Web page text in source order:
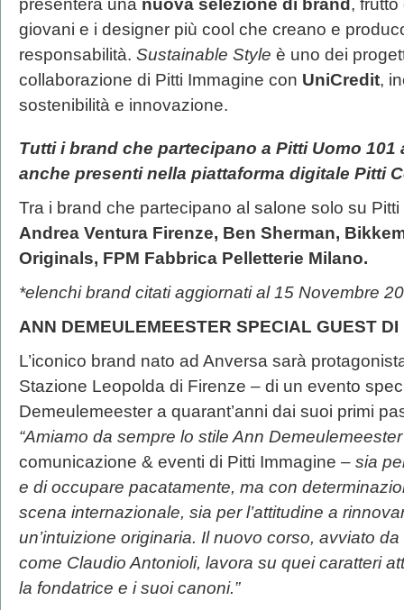
presenterà una nuova selezione di brand ,
giovani e i designer più cool che creano e
responsabilità. Sustainable Style è uno dei
collaborazione di Pitti Immagine con UniCredit,
sostenibilità e innovazione.
Tutti i brand che partecipano a Pitti Uomo
anche presenti nella piattaforma digitale Pitti
Tra i brand che partecipano al salone solo su
Andrea Ventura Firenze, Ben Sherman,
Originals, FPM Fabbrica Pelletterie Milano.
*elenchi brand citati aggiornati al 15 Novembre
ANN DEMEULEMEESTER SPECIAL GUEST DI
L’iconico brand nato ad Anversa sarà
Stazione Leopolda di Firenze – di un evento
Demeulemeester a quarant’anni dai suoi primi
“Amiamo da sempre lo stile Ann
comunicazione & eventi di Pitti Immagine – sia
e di occupare pacatamente, ma con
scena internazionale, sia per l’attitudine a
un’intuizione originaria. Il nuovo corso, avviato
come Claudio Antonioli, lavora su quei caratteri
la fondatrice e i suoi canoni.”